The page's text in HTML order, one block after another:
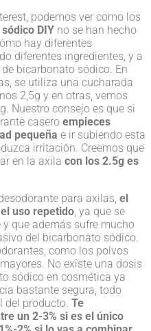
podemos ver como los
DIY no se han hecho
hay diferentes
diferentes ingredientes, y a
bicarbonato sódico. En
se utiliza una cucharada
2,5g y en otras, vemos
Nuestro consejo es que si
casero empieces
pequeña e ir subiendo esta
irritación. Creemos que
en la axila con los 2.5g es
para axilas, el
uso repetido , ya que se
que además sufre mucho
del bicarbonato sódico.
como los polvos
No existe una dosis
sódico en cosmética ya
bastante segura, todo
del producto. Te
un 2-3% si es el único